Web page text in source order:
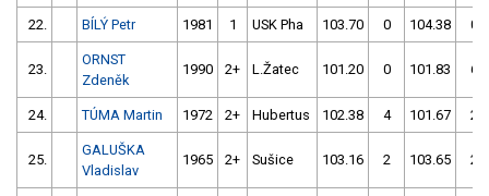
22. BÍLÝ Petr 1981 1 USK Pha 103.70 0 104.38 0
23.
ORNST
Zdeněk
1990 2+ L.Žatec 101.20 0 101.83 6
24. TÚMA Martin 1972 2+ Hubertus 102.38 4 101.67 2
25.
GALUŠKA
Vladislav
1965 2+ Sušice 103.16 2 103.65 2